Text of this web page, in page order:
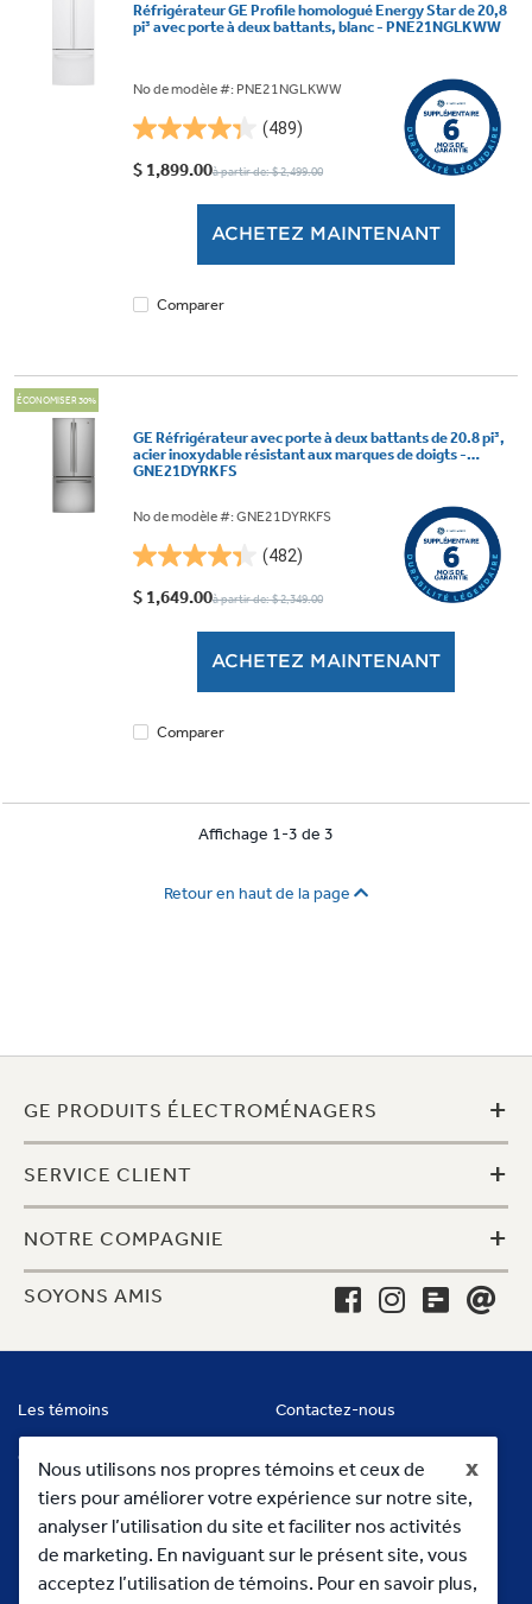
x
Nous utilisons nos propres témoins et ceux de
tiers pour améliorer votre expérience sur notre site,
analyser l’utilisation du site et faciliter nos activités
de marketing. En naviguant sur le présent site, vous
acceptez l’utilisation de témoins. Pour en savoir plus,
Réfrigérateur GE Profile homologué Energy Star de 20,8
pi³ avec porte à deux battants, blanc - PNE21NGLKWW
No de modèle #: PNE21NGLKWW
(489)
4.3
étoile(s)
$ 1,899.00à partir de: $ 2,499.00
ACHETEZ MAINTENANT
Comparer
ÉCONOMISER 30%
GE Réfrigérateur avec porte à deux battants de 20.8 pi³,
acier inoxydable résistant aux marques de doigts -
GNE21DYRKFS
No de modèle #: GNE21DYRKFS
(482)
4.3
étoile(s)
$ 1,649.00à partir de: $ 2,349.00
ACHETEZ MAINTENANT
Comparer
Affichage 1-3 de 3
Retour en haut de la page
GE PRODUITS ÉLECTROMÉNAGERS +
SERVICE CLIENT +
NOTRE COMPAGNIE +
SOYONS AMIS
Les témoins Contactez-nous
Conditions